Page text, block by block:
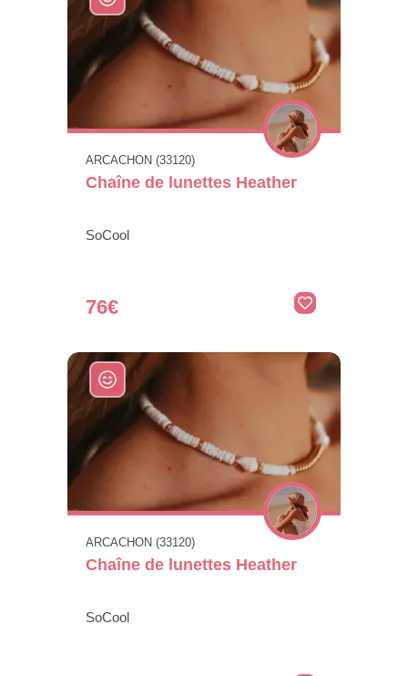
ARCACHON (33120)
Chaîne de lunettes Heather
SoCool
76€
ARCACHON (33120)
Chaîne de lunettes Heather
SoCool